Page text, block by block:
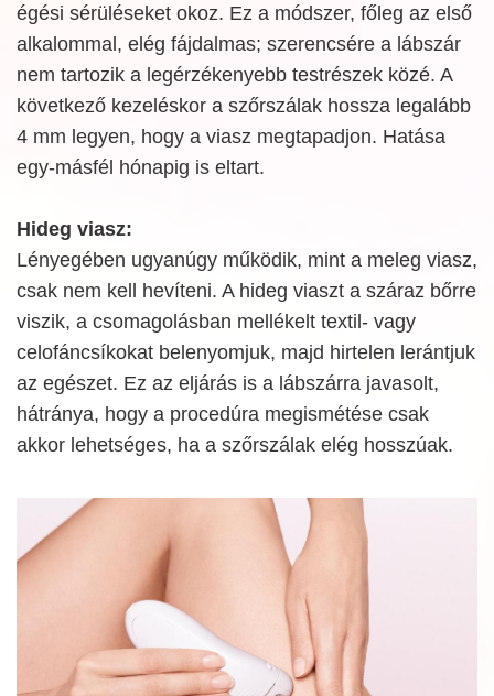
égési sérüléseket okoz. Ez a módszer, főleg az első
alkalommal, elég fájdalmas; szerencsére a lábszár
nem tartozik a legérzékenyebb testrészek közé. A
következő kezeléskor a szőrszálak hossza legalább
4 mm legyen, hogy a viasz megtapadjon. Hatása
egy-másfél hónapig is eltart.
Hideg viasz:
Lényegében ugyanúgy működik, mint a meleg viasz,
csak nem kell hevíteni. A hideg viaszt a száraz bőrre
viszik, a csomagolásban mellékelt textil- vagy
celofáncsíkokat belenyomjuk, majd hirtelen lerántjuk
az egészet. Ez az eljárás is a lábszárra javasolt,
hátránya, hogy a procedúra megismétése csak
akkor lehetséges, ha a szőrszálak elég hosszúak.